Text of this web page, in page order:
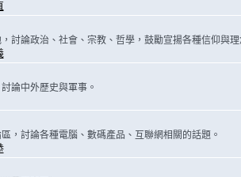
討論政治、社會、宗教、哲學，鼓勵宣揚各種信仰與理
論中外歷史與軍事。
，討論各種電腦、數碼產品、互聯網相關的話題。